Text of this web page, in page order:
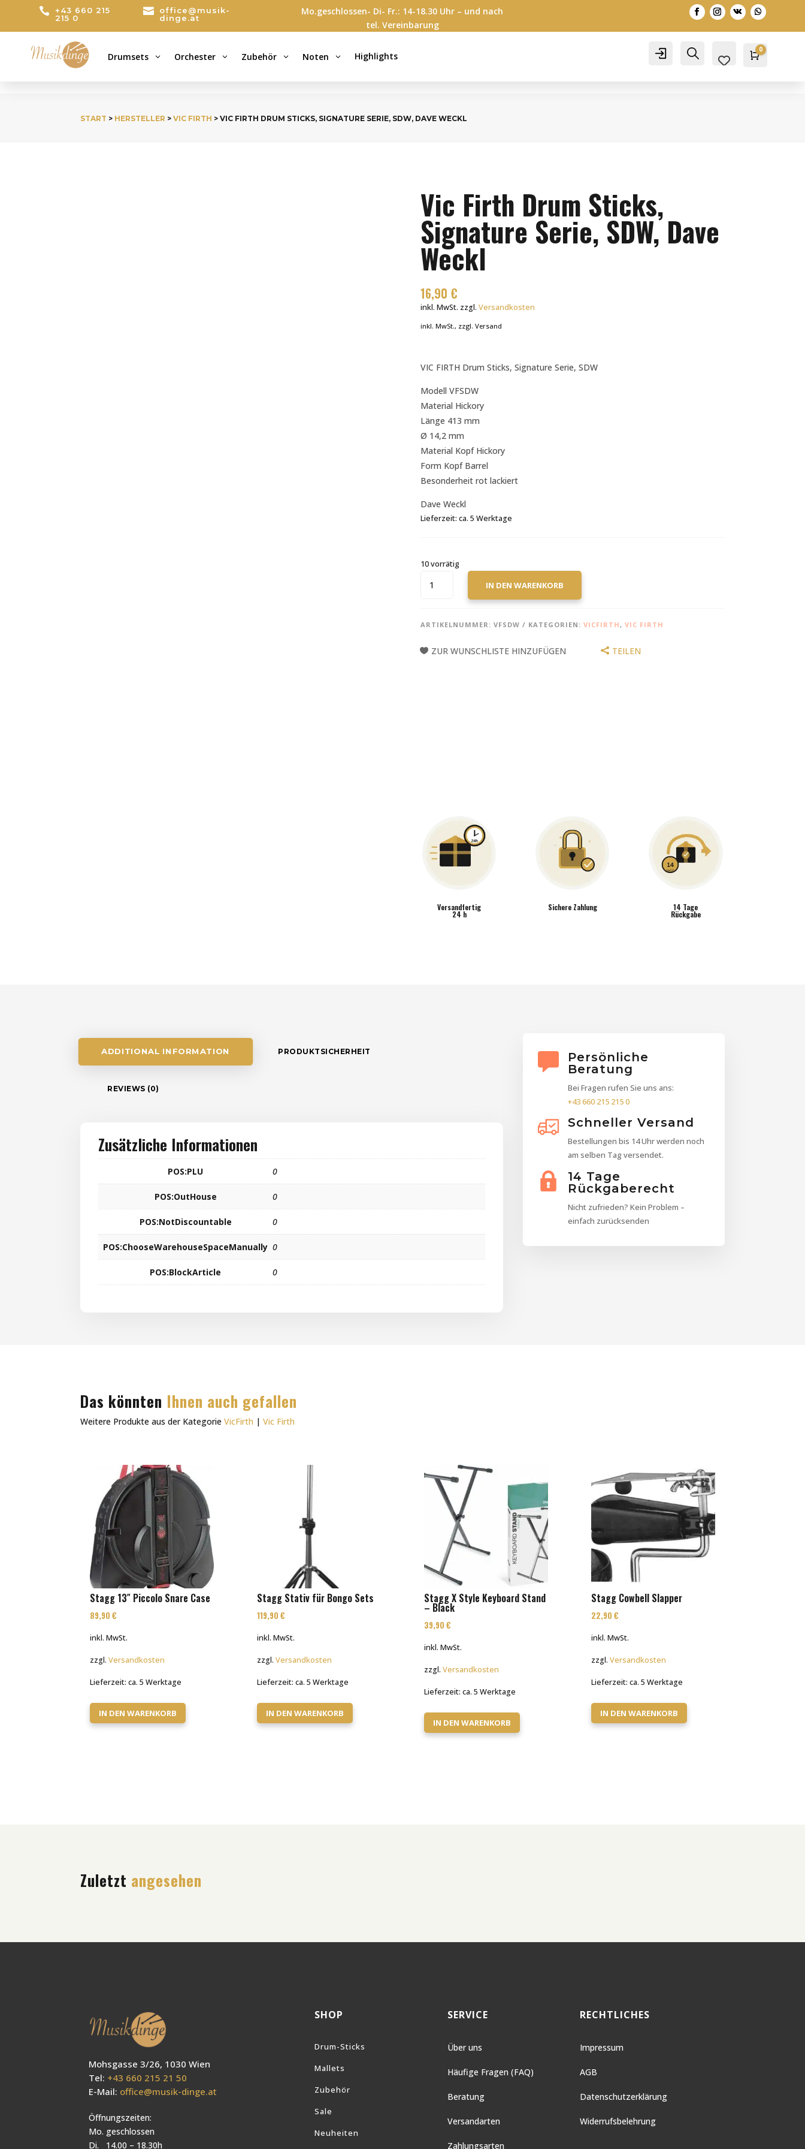
 +43 660 215
215 0

office@musik-
dinge.at
Mo.geschlossen- Di- Fr.: 14-18.30 Uhr – und nach
tel. Vereinbarung
Drumsets 3 Orchester 3 Zubehör 3 Noten 3 Highlights Account Search 0
START > HERSTELLER >VIC FIRTH > VIC FIRTH DRUM STICKS, SIGNATURE SERIE, SDW, DAVE WECKL
Vic Firth Drum Sticks,
Signature Serie, SDW, Dave
Weckl
16,90 €
inkl. MwSt. zzgl. Versandkosten
inkl. MwSt., zzgl. Versand
VIC FIRTH Drum Sticks, Signature Serie, SDW
Modell VFSDW
Material Hickory
Länge 413 mm
Ø 14,2 mm
Material Kopf Hickory
Form Kopf Barrel
Besonderheit rot lackiert
Dave Weckl
Lieferzeit: ca. 5 Werktage
10 vorrätig
FIRTH
SERIE,
IN DEN WARENKORB
ARTIKELNUMMER: VFSDW KATEGORIEN: VICFIRTH , VIC FIRTH
ZUR WUNSCHLISTE HINZUFÜGEN TEILEN
Versandfertig
24 h
Sichere Zahlung 14 Tage
Rückgabe
ADDITIONAL INFORMATION PRODUKTSICHERHEIT
REVIEWS (0)
Zusätzliche Informationen
POS:PLU 0
POS:OutHouse 0
POS:NotDiscountable 0
POS:ChooseWarehouseSpaceManually 0
POS:BlockArticle 0
Persönliche
Beratung
Bei Fragen rufen Sie uns ans:
+43 660 215 215 0
Schneller Versand
Bestellungen bis 14 Uhr werden noch
am selben Tag versendet.
14 Tage
Rückgaberecht
Nicht zufrieden? Kein Problem –
einfach zurücksenden
Das könnten Ihnen auch gefallen
Weitere Produkte aus der KategorieVicFirth |Vic Firth
Stagg 13″ Piccolo Snare Case
89,90€
inkl. MwSt.
zzgl.Versandkosten
Lieferzeit:ca. 5 Werktage
IN DEN WARENKORB
Stagg Stativ für Bongo Sets
119,90€
inkl. MwSt.
zzgl.Versandkosten
Lieferzeit:ca. 5 Werktage
IN DEN WARENKORB
Stagg X Style Keyboard Stand
– Black
39,90€
inkl. MwSt.
zzgl.Versandkosten
Lieferzeit:ca. 5 Werktage
IN DEN WARENKORB
Stagg Cowbell Slapper
22,90€
inkl. MwSt.
zzgl.Versandkosten
Lieferzeit:ca. 5 Werktage
IN DEN WARENKORB
Zuletzt angesehen
Mohsgasse 3/26, 1030 Wien
Tel: +43 660 215 21 50
E-Mail: office@musik-dinge.at
Öffnungszeiten:
Mo. geschlossen
Di. 14.00 – 18.30h
SHOP
Drum-Sticks
Mallets
Zubehör
Sale
Neuheiten
SERVICE
Über uns
Häufige Fragen (FAQ)
Beratung
Versandarten
Zahlungsarten
RECHTLICHES
Impressum
AGB
Datenschutzerklärung
Widerrufsbelehrung